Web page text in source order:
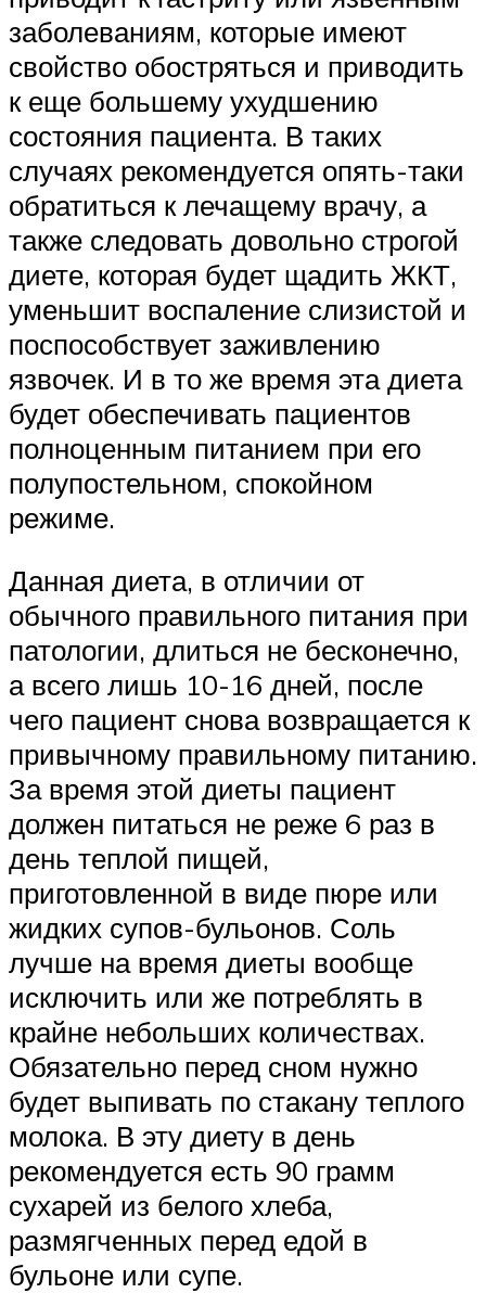
заболеваниям, которые имеют
свойство обостряться и приводить
к еще большему ухудшению
состояния пациента. В таких
случаях рекомендуется опять-таки
обратиться к лечащему врачу, а
также следовать довольно строгой
диете, которая будет щадить ЖКТ,
уменьшит воспаление слизистой и
поспособствует заживлению
язвочек. И в то же время эта диета
будет обеспечивать пациентов
полноценным питанием при его
полупостельном, спокойном
режиме.
Данная диета, в отличии от
обычного правильного питания при
патологии, длиться не бесконечно,
а всего лишь 10-16 дней, после
чего пациент снова возвращается к
привычному правильному питанию.
За время этой диеты пациент
должен питаться не реже 6 раз в
день теплой пищей,
приготовленной в виде пюре или
жидких супов-бульонов. Соль
лучше на время диеты вообще
исключить или же потреблять в
крайне небольших количествах.
Обязательно перед сном нужно
будет выпивать по стакану теплого
молока. В эту диету в день
рекомендуется есть 90 грамм
сухарей из белого хлеба,
размягченных перед едой в
бульоне или супе.